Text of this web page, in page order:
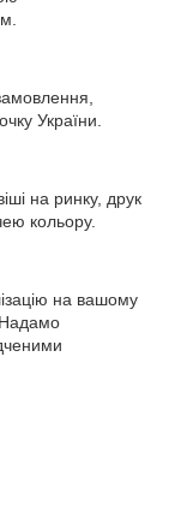
України.
на ринку, друк
кольору.
на вашому
Надамо